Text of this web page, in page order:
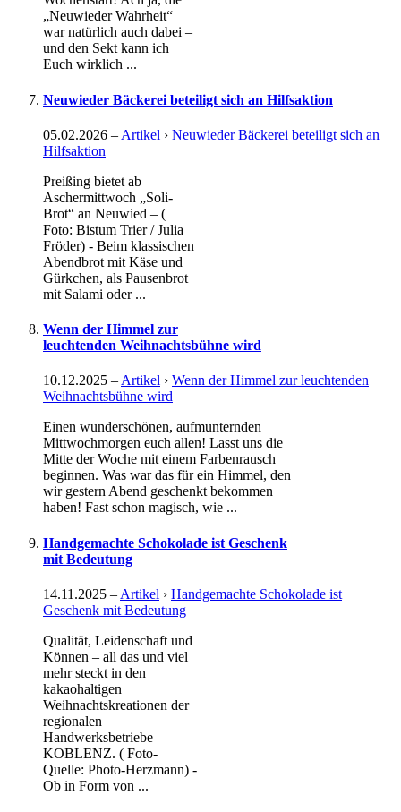
„Neuwieder Wahrheit“
war natürlich auch dabei –
und den Sekt kann ich
Euch wirklich ...
Neuwieder Bäckerei beteiligt sich an Hilfsaktion
05.02.2026 – Artikel › Neuwieder Bäckerei beteiligt sich an
Hilfsaktion
Preißing bietet ab
Aschermittwoch „Soli-
Brot“ an Neuwied – (
Foto: Bistum Trier / Julia
Fröder) - Beim klassischen
Abendbrot mit Käse und
Gürkchen, als Pausenbrot
mit Salami oder ...
Wenn der Himmel zur
leuchtenden Weihnachtsbühne wird
10.12.2025 – Artikel › Wenn der Himmel zur leuchtenden
Weihnachtsbühne wird
Einen wunderschönen, aufmunternden
Mittwochmorgen euch allen! Lasst uns die
Mitte der Woche mit einem Farbenrausch
beginnen. Was war das für ein Himmel, den
wir gestern Abend geschenkt bekommen
haben! Fast schon magisch, wie ...
Handgemachte Schokolade ist Geschenk
mit Bedeutung
14.11.2025 – Artikel › Handgemachte Schokolade ist
Geschenk mit Bedeutung
Qualität, Leidenschaft und
Können – all das und viel
mehr steckt in den
kakaohaltigen
Weihnachtskreationen der
regionalen
Handwerksbetriebe
KOBLENZ. ( Foto-
Quelle: Photo-Herzmann) -
Ob in Form von ...